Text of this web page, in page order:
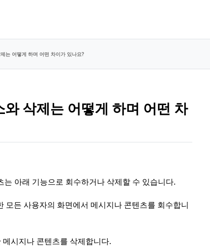
는 어떻게 하며 어떤 차이가 있나요?
삭제는 어떻게 하며 어떤 차
아래 기능으로 회수하거나 삭제할 수 있습니다.
모든 사용자의 화면에서 메시지나 콘텐츠를 회수합니
시지나 콘텐츠를 삭제합니다.